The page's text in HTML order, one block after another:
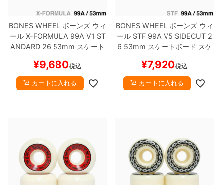
BONES WHEEL ボーンズ ウィ
ールX-FORMULA 99A V1 ST
ANDARD 26 53mm スケート
¥9,680税込
カートに入れる
BONES WHEEL ボーンズ ウィ
ール STF 99A V5 SIDECUT 2
6 53mm スケートボード スケ
¥7,920税込
カートに入れる